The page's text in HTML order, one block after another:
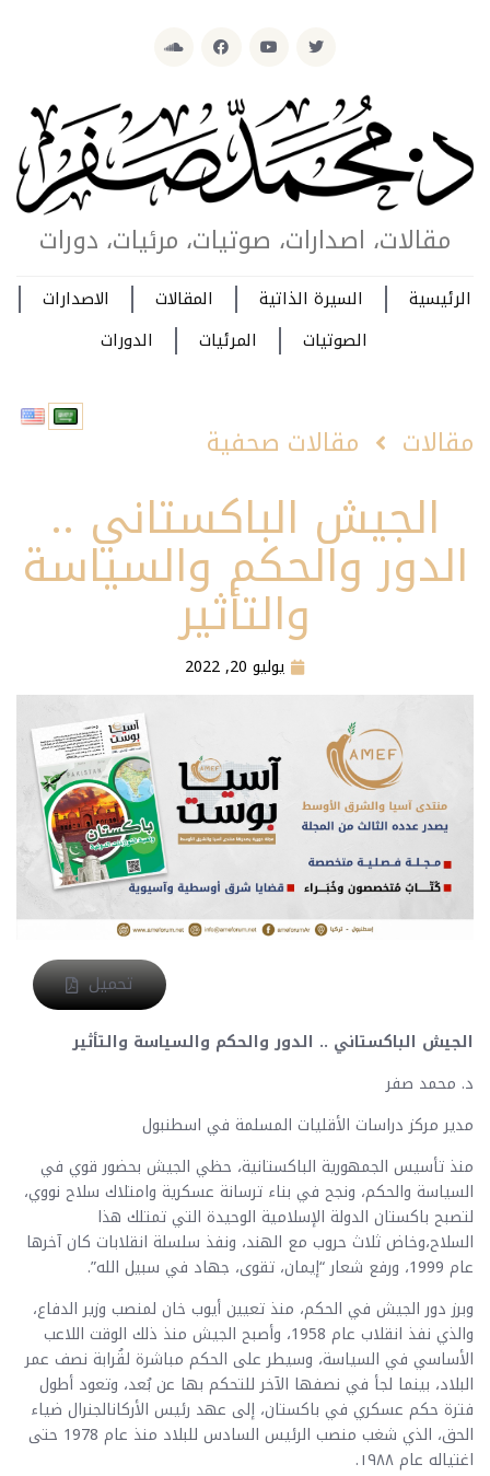
مقالات، اصدارات، صوتيات، مرئيات، دورات
الرئيسية السيرة الذاتية المقالات
الاصدارات
الصوتيات
المرئيات الدورات
مقالات مقالات صحفية
الجيش الباكستاني ..
الدور والحكم والسياسة
والتأثير
يوليو 20, 2022
تحميل
الجيش الباكستاني .. الدور والحكم والسياسة والتأثير
د. محمد صفر
مدير مركز دراسات الأقليات المسلمة في اسطنبول
منذ تأسيس الجمهورية الباكستانية، حظي الجيش بحضور قوي في
السياسة والحكم، ونجح في بناء ترسانة عسكرية وامتلاك سلاح نووي،
لتصبح باكستان الدولة الإسلامية الوحيدة التي تمتلك هذا
السلاح،وخاض ثلاث حروب مع الهند، ونفذ سلسلة انقلابات كان آخرها
عام 1999، ورفع شعار “إيمان، تقوى، جهاد في سبيل الله”.
وبرز دور الجيش في الحكم، منذ تعيين أيوب خان لمنصب وزير الدفاع،
والذي نفذ انقلاب عام 1958، وأصبح الجيش منذ ذلك الوقت اللاعب
الأساسي في السياسة، وسيطر على الحكم مباشرة لقُرابة نصف عمر
البلاد، بينما لجأ في نصفها الآخر للتحكم بها عن بُعد، وتعود أطول
فترة حكم عسكري في باكستان، إلى عهد رئيس الأركانالجنرال ضياء
الحق، الذي شغب منصب الرئيس السادس للبلاد منذ عام 1978 حتى
اغتياله عام ١٩٨٨.